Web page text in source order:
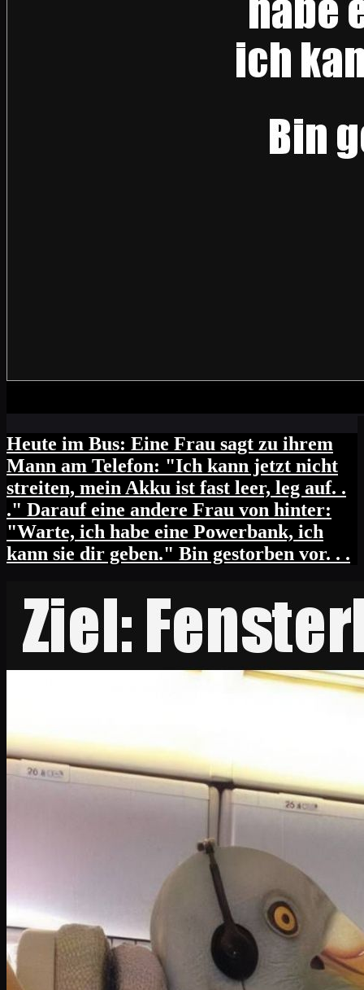
Heute im Bus: Eine Frau sagt zu ihrem
Mann am Telefon: "Ich kann jetzt nicht
streiten, mein Akku ist fast leer, leg auf. .
." Darauf eine andere Frau von hinter:
"Warte, ich habe eine Powerbank, ich
kann sie dir geben." Bin gestorben vor. . .